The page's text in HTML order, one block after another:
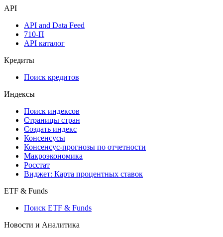
Мобильное приложение Cbonds
API
API and Data Feed
API каталог
Кредиты
Поиск кредитов
Индексы
Поиск индексов
Страницы стран
Создать индекс
Консенсусы
Макроэкономика
Виджет: Карта процентных ставок
ETF & Funds